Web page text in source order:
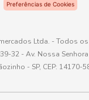
Preferências de Cookies
Ltda. - Todos
32 - Av. Nossa
- SP, CEP: 14170-